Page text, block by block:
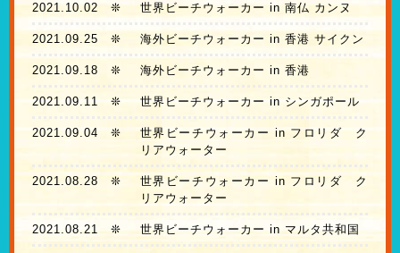
2021.10.02 ❊ 世界ビーチウォーカー in 南仏 カンヌ
2021.09.25 ❊ 海外ビーチウォーカー in 香港 サイクン
2021.09.18 ❊ 海外ビーチウォーカー in 香港
2021.09.11❊ 世界ビーチウォーカー in シンガポール
2021.09.04 ❊
世界ビーチウォーカー in フロリダ ク
リアウォーター
2021.08.28 ❊
世界ビーチウォーカー in フロリダ ク
リアウォーター
2021.08.21 ❊ 世界ビーチウォーカー in マルタ共和国